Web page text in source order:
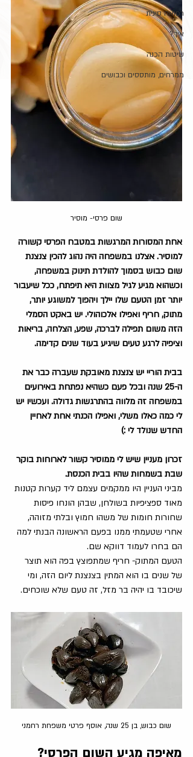
רפואה סינית
איך?
שיטות הכנה
ממרחים, מותססים וכבושים
שום פרסי- מוסיר
אחת המסורות המרגשות במטבח הפרסי קשורה
למוסיר. אצלנו במשפחה היה נהוג להכין צנצנת
שום כבוש בסמוך להולדת תינוק במשפחה,
וכשהוא מגיע לגיל מצוות היא תיפתח, ככל שיעבור
יותר זמן הטעם שלו יילך ויהפוך למשוגע יותר,
מתוק, חריף ואפילו אלכוהולי. יש באקט הסמלי
הזה משום תפילה לברכה, שפע, הצלחה, בריאות
וציפיה לרגע טעים שיגיע בעוד שנים קדימה.
בבית הוריי יש צנצנת מאובקת שעברה כבר את
ה-25 שנה ובכל פעם כשהיא נפתחת באירועים
במשפחה זה מלווה בהתרגשות גדולה. ועכשיו יש
לי כמה כאלו משלי, ואפילו הכנתי אחת לאחיין
החדש שנולד לי :)
זכרון מעניין שיש לי ממוסיר קשור לארוחות בוקר
שבת בשמחות שהיו בבית הכנסת.
מביני העניין היו ממקמים עצמם ליד קערות קטנות
מאוד ספציפיות בשולחן, שבהן הונחו פיסות
שחורות חומות של משהו חמוץ ובלתי מזוהה,
אחרי שטעמתי ממנו בפעם הראשונה הבנתי למה
הם בחרו לעמוד דווקא שם.
הטעם המתוק- חריף שמתפוצץ בפה הוא תוצר
של שנים בו הוא המתין בצנצנת ליום הזה, ומי
שיכובד בו יהיה בר מזל, זה טעם שלא שוכחים.
שום כבוש, בן 25 שנה, אוסף פרטי משפחת רחמני
מאיפה מגיע השום הפרסי?